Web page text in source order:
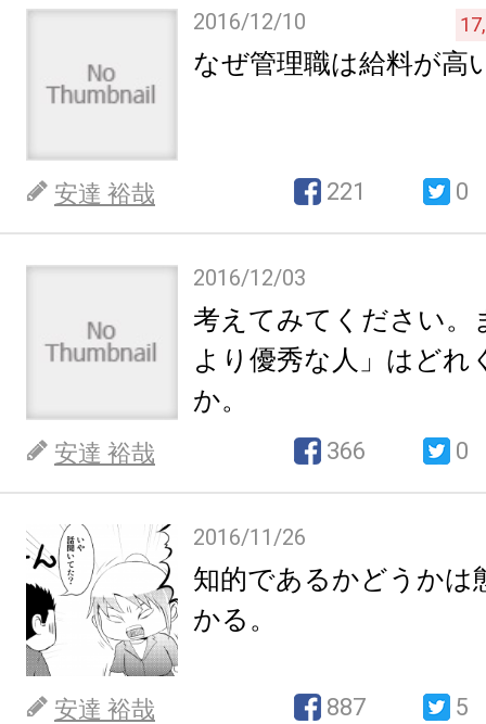
2016/12/10
なぜ管理職は給料が高
安達 裕哉 221 0
2016/12/03
考えてみてください。
より優秀な人」はどれ
か。
安達 裕哉 366 0
2016/11/26
知的であるかどうかは
かる。
安達 裕哉 887 5